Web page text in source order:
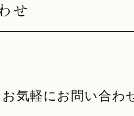
せ
気軽にお問い合わ